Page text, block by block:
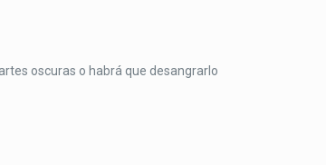
oscuras o habrá que desangrarlo